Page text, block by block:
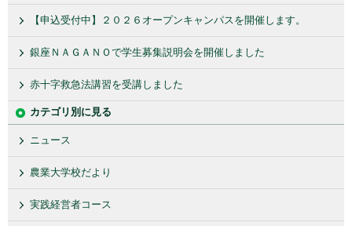
【申込受付中】２０２６オープンキャンパスを開催します。
銀座ＮＡＧＡＮＯで学生募集説明会を開催しました
赤十字救急法講習を受講しました
カテゴリ別に見る
ニュース
農業大学校だより
実践経営者コース